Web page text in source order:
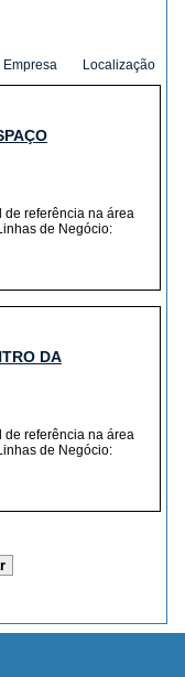
Empresa Localização
de referência na área
de Negócio:
DA
de referência na área
de Negócio: